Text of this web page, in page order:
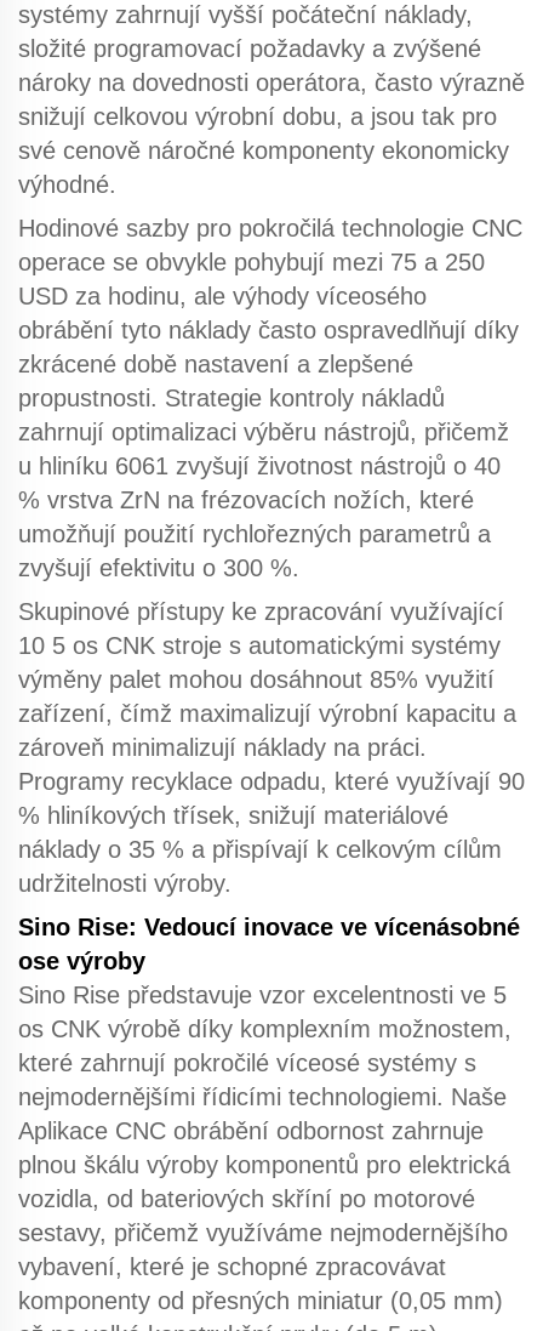
systémy zahrnují vyšší počáteční náklady,
složité programovací požadavky a zvýšené
nároky na dovednosti operátora, často výrazně
snižují celkovou výrobní dobu, a jsou tak pro
své cenově náročné komponenty ekonomicky
výhodné.
Hodinové sazby pro pokročilá technologie CNC
operace se obvykle pohybují mezi 75 a 250
USD za hodinu, ale výhody víceosého
obrábění tyto náklady často ospravedlňují díky
zkrácené době nastavení a zlepšené
propustnosti. Strategie kontroly nákladů
zahrnují optimalizaci výběru nástrojů, přičemž
u hliníku 6061 zvyšují životnost nástrojů o 40
% vrstva ZrN na frézovacích nožích, které
umožňují použití rychlořezných parametrů a
zvyšují efektivitu o 300 %.
Skupinové přístupy ke zpracování využívající
10 5 os CNK stroje s automatickými systémy
výměny palet mohou dosáhnout 85% využití
zařízení, čímž maximalizují výrobní kapacitu a
zároveň minimalizují náklady na práci.
Programy recyklace odpadu, které využívají 90
% hliníkových třísek, snižují materiálové
náklady o 35 % a přispívají k celkovým cílům
udržitelnosti výroby.
Sino Rise: Vedoucí inovace ve vícenásobné
ose výroby
Sino Rise představuje vzor excelentnosti ve 5
os CNK výrobě díky komplexním možnostem,
které zahrnují pokročilé víceosé systémy s
nejmodernějšími řídicími technologiemi. Naše
Aplikace CNC obrábění odbornost zahrnuje
plnou škálu výroby komponentů pro elektrická
vozidla, od bateriových skříní po motorové
sestavy, přičemž využíváme nejmodernějšího
vybavení, které je schopné zpracovávat
komponenty od přesných miniatur (0,05 mm)